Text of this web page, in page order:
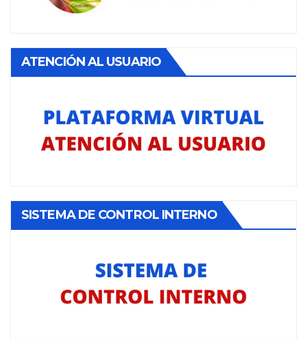
ATENCIÓN AL USUARIO
SISTEMA DE CONTROL INTERNO